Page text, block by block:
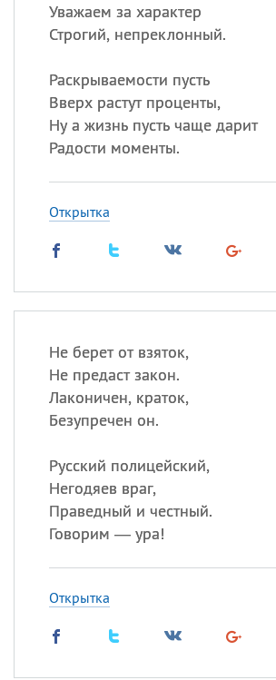
Уважаем за характер
Строгий, непреклонный.
Раскрываемости пусть
Вверх растут проценты,
Ну а жизнь пусть чаще дарит
Радости моменты.
Открытка
Не берет от взяток,
Не предаст закон.
Лаконичен, краток,
Безупречен он.
Русский полицейский,
Негодяев враг,
Праведный и честный.
Говорим — ура!
Открытка